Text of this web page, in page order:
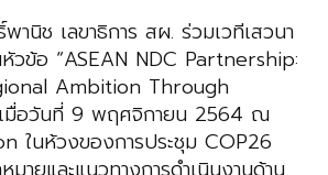
นิช เลขาธิการ สผ. ร่วมเวทีเสวนา
วข้อ “ASEAN NDC Partnership:
Ambition Through
มื่อวันที่ 9 พฤศจิกายน 2564 ณ
ในห้วงของการประชุม COP26